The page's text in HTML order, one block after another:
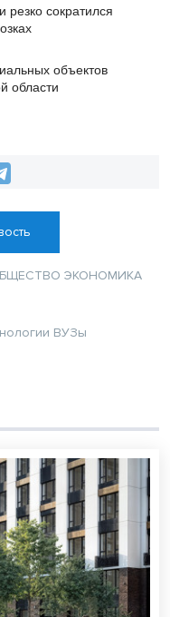
резко сократился
объектов
области
ЭКОНОМИКА
ВУЗы